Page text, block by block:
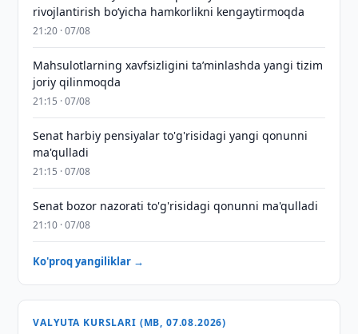
rivojlantirish boʻyicha hamkorlikni kengaytirmoqda
21:20 · 07/08
Mahsulotlarning xavfsizligini taʼminlashda yangi tizim
joriy qilinmoqda
21:15 · 07/08
Senat harbiy pensiyalar to'g'risidagi yangi qonunni
ma'qulladi
21:15 · 07/08
Senat bozor nazorati to'g'risidagi qonunni ma'qulladi
21:10 · 07/08
Ko'proq yangiliklar →
VALYUTA KURSLARI (MB, 07.08.2026)